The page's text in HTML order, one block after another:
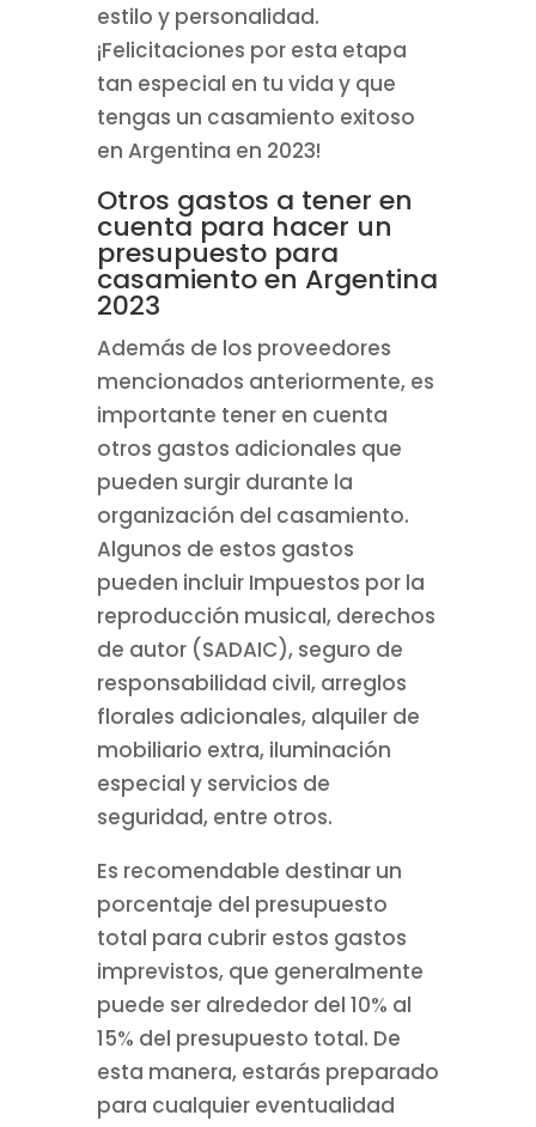
estilo y personalidad.
¡Felicitaciones por esta etapa
tan especial en tu vida y que
tengas un casamiento exitoso
en Argentina en 2023!
Otros gastos a tener en
cuenta para hacer un
presupuesto para
casamiento en Argentina
2023
Además de los proveedores
mencionados anteriormente, es
importante tener en cuenta
otros gastos adicionales que
pueden surgir durante la
organización del casamiento.
Algunos de estos gastos
pueden incluir Impuestos por la
reproducción musical, derechos
de autor (SADAIC), seguro de
responsabilidad civil, arreglos
florales adicionales, alquiler de
mobiliario extra, iluminación
especial y servicios de
seguridad, entre otros.
Es recomendable destinar un
porcentaje del presupuesto
total para cubrir estos gastos
imprevistos, que generalmente
puede ser alrededor del 10% al
15% del presupuesto total. De
esta manera, estarás preparado
para cualquier eventualidad